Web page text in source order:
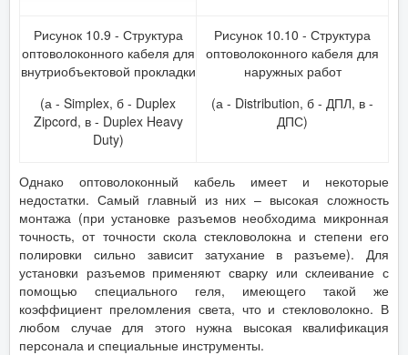
Рисунок 10.9 - Структура
оптоволоконного кабеля для
внутриобъектовой прокладки
(а - Simplex, б - Duplex
Zipcord, в - Duplex Heavy
Duty)
Рисунок 10.10 - Структура
оптоволоконного кабеля для
наружных работ
(а - Distribution, б - ДПЛ, в -
ДПС)
Однако оптоволоконный кабель имеет и некоторые
недостатки. Самый главный из них – высокая сложность
монтажа (при установке разъемов необходима микронная
точность, от точности скола стекловолокна и степени его
полировки сильно зависит затухание в разъеме). Для
установки разъемов применяют сварку или склеивание с
помощью специального геля, имеющего такой же
коэффициент преломления света, что и стекловолокно. В
любом случае для этого нужна высокая квалификация
персонала и специальные инструменты.